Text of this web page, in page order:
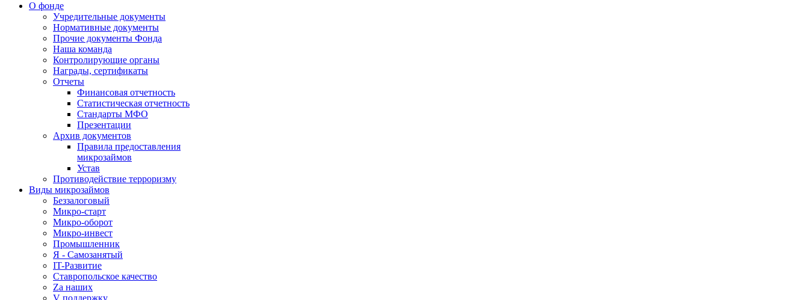
О фонде
Учредительные документы
Нормативные документы
Прочие документы Фонда
Наша команда
Контролирующие органы
Награды, сертификаты
Отчеты
Финансовая отчетность
Статистическая отчетность
Стандарты МФО
Презентации
Архив документов
Правила предоставления
микрозаймов
Устав
Противодействие терроризму
Виды микрозаймов
Беззалоговый
Микро-старт
Микро-оборот
Микро-инвест
Промышленник
Я - Самозанятый
IT-Развитие
Ставропольское качество
Za наших
V поддержку